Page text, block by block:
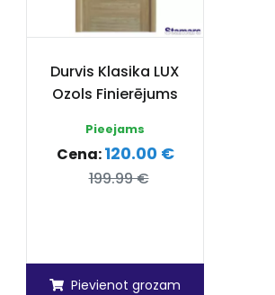
Durvis Klasika LUX
Ozols Finierējums
Pieejams
Cena:120.00 €
199.99 €
Pievienot grozam